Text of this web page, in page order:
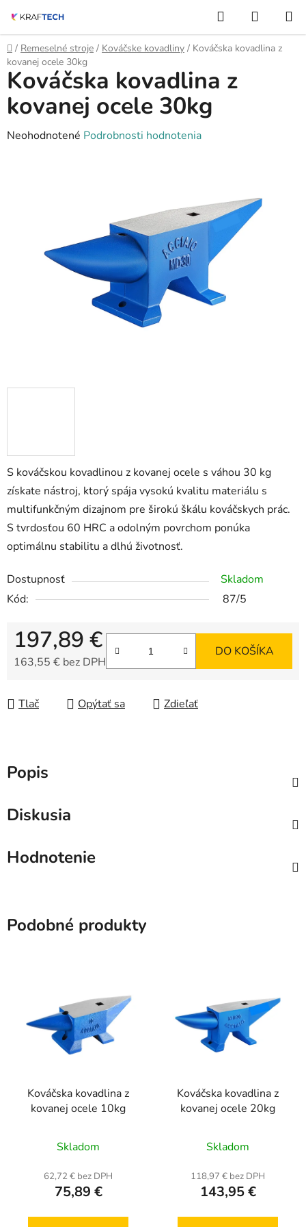
obsah
Hľadať
KOŠÍK
Domov
/ Remeselné stroje / Kováčske kovadliny / Kováčska kovadlina z
kovanej ocele 30kg
S kováčskou kovadlinou z kovanej ocele s váhou 30 kg
získate nástroj, ktorý spája vysokú kvalitu materiálu s
multifunkčným dizajnom pre širokú škálu kováčskych prác.
S tvrdosťou 60 HRC a odolným povrchom ponúka
optimálnu stabilitu a dlhú životnosť.
Dostupnosť
Skladom
Kód:
87/5
197,89 €
163,55 € bez DPH
DO KOŠÍKA
Tlač Opýtať sa Zdieľať
Kováčska kovadlina z
kovanej ocele 30kg
Priemerné
hviezdičiek.
Neohodnotené Podrobnosti hodnotenia
Popis
Diskusia
Hodnotenie
Podobné produkty
Kováčska kovadlina z
kovanej ocele 10kg
Skladom
62,72 € bez DPH
75,89 €
Kováčska kovadlina z
kovanej ocele 20kg
Skladom
118,97 € bez DPH
143,95 €